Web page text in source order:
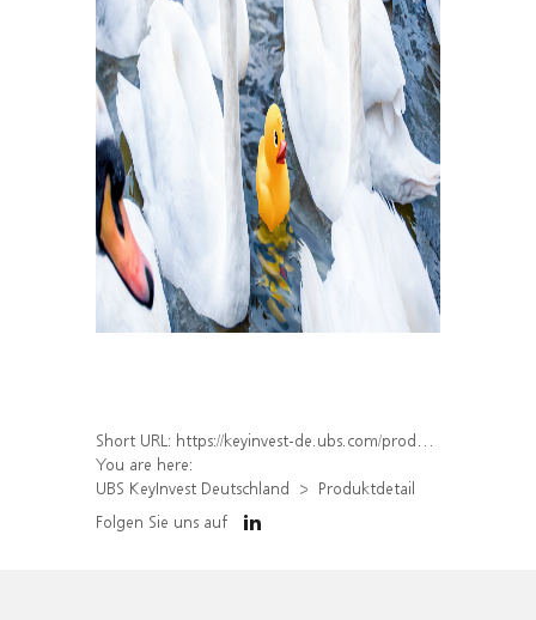
Short URL: https://keyinvest-de.ubs.com/produkt/detail/index/isin/DE000WA6LKG1
You are here:
UBS KeyInvest Deutschland
Produktdetail
Folgen Sie uns auf